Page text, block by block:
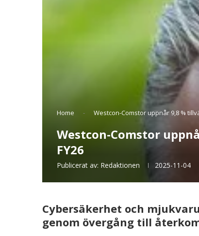
Home - Westcon-Comstor uppnår 9,8 %
Westcon-Comstor
FY26
Publicerat av: Redaktionen 2025-11-04
Cybersäkerhet och
genom övergång till